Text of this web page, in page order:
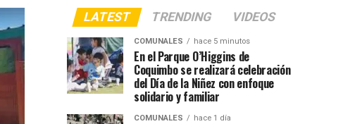
LATEST TRENDING VIDEOS
COMUNALES hace 5 minutos
En el Parque O’Higgins de
Coquimbo se realizará celebración
del Día de la Niñez con enfoque
solidario y familiar
COMUNALES hace 1 día